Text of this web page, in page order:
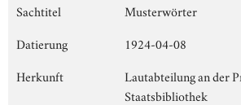
Sachtitel
Musterwörter
Datierung
1924-04-08
Herkunft
Lautabteilung an der
Staatsbibliothek